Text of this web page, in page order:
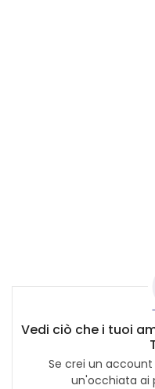
Vedi ciò che i tuoi
Se crei un
un'occhiata ai